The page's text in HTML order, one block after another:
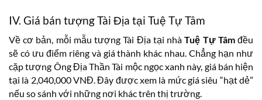
IV. Giá bán tượng Tài Địa tại Tuệ Tự Tâm
Về cơ bản, mỗi mẫu tượng Tài Địa tại nhàTuệ Tự Tâmđều
sẽ có ưu điểm riêng và giá thành khác nhau. Chẳng hạn như
cặp tượng Ông Địa Thần Tài mộc ngọc xanh này, giá bán hiện
tại là 2,040,000 VNĐ. Đây được xem là mức giá siêu “hạt dẻ”
nếu so sánh với những nơi khác trên thị trường.